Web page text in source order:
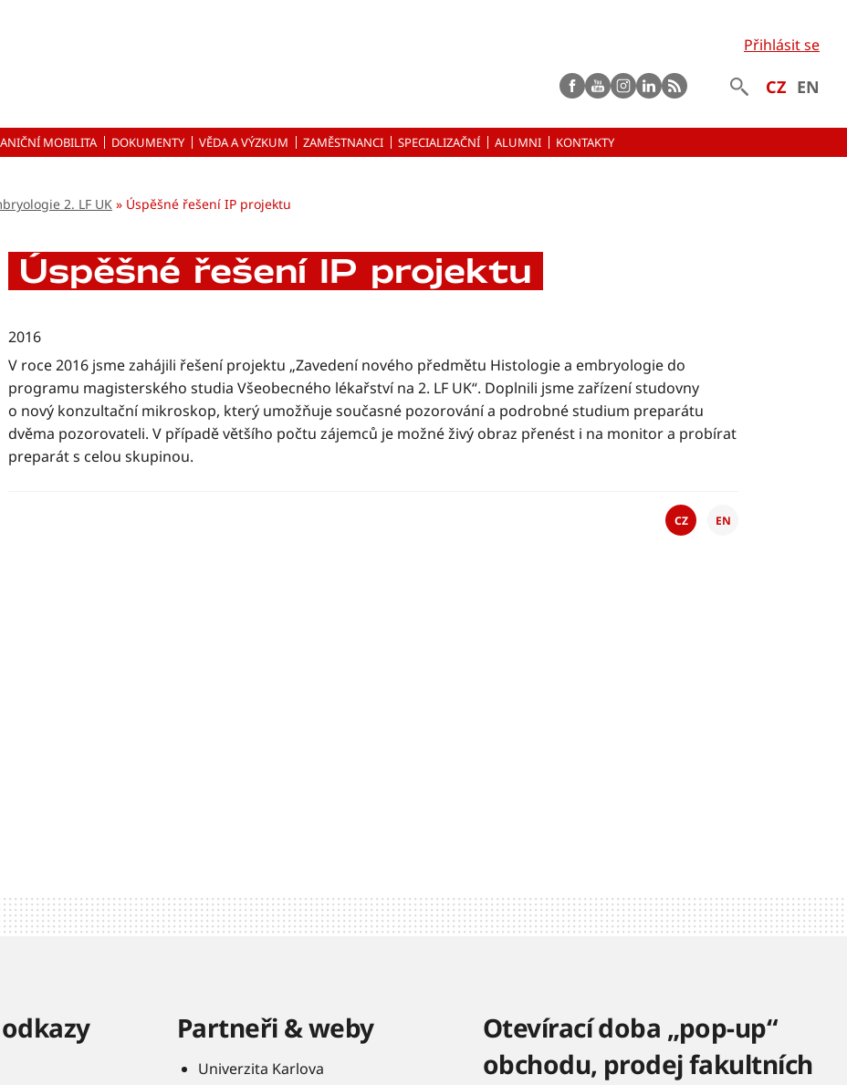
Přihlásit se
CZ EN
MOBILITA DOKUMENTY VĚDA A VÝZKUM ZAMĚSTNANCI SPECIALIZAČNÍ ALUMNI KONTAKTY
Facebook
Youtubeinstagram
LinkedIn
rss
2. LF UK Úspěšné řešení IP projektu
Úspěšné řešení IP projektu
2016
V roce 2016 jsme zahájili řešení projektu „Zavedení nového předmětu Histologie a embryologie do
programu magisterského studia Všeobecného lékařství na 2. LF UK“. Doplnili jsme zařízení studovny
o nový konzultační mikroskop, který umožňuje současné pozorování a podrobné studium preparátu
dvěma pozorovateli. V případě většího počtu zájemců je možné živý obraz přenést i na monitor a probírat
preparát s celou skupinou.
CZ EN
Partneři & weby
Univerzita Karlova
Otevírací doba „pop-up“
obchodu, prodej fakultních